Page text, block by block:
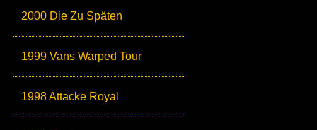
2000 Die Zu Späten
1999 Vans Warped Tour
1998 Attacke Royal